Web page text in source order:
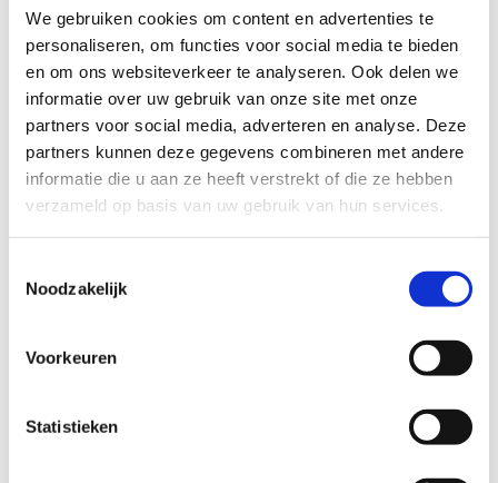
We gebruiken cookies om content en advertenties te
personaliseren, om functies voor social media te bieden
en om ons websiteverkeer te analyseren. Ook delen we
informatie over uw gebruik van onze site met onze
partners voor social media, adverteren en analyse. Deze
partners kunnen deze gegevens combineren met andere
informatie die u aan ze heeft verstrekt of die ze hebben
verzameld op basis van uw gebruik van hun services.
Noodzakelijk
Voorkeuren
Statistieken
Voor de G-sporters onder ons hebben we drie
Mini-J (Illusion) zeilboten beschikbaar aan het
watersportcentrum ‘Spaarbekken’. Ook
beschikken we over een tillift op het centrum
waarmee we de zeilers als dat nodig zou zijn in
en uit de boot kunnen helpen.
Meer weten over de zeillessen voor
Neem contact op met Simon Destecker
Stuur een bericht